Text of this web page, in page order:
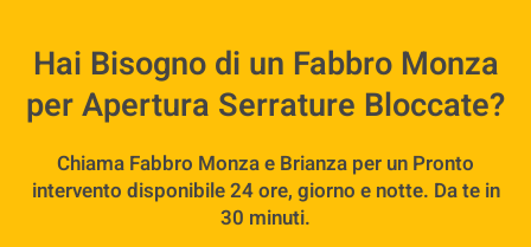
Hai Bisogno di un Fabbro Monza
per Apertura Serrature Bloccate?
Chiama Fabbro Monza e Brianza per un Pronto
intervento disponibile 24 ore, giorno e notte. Da te in
30 minuti.